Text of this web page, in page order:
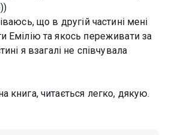
що в другій частині мені
Емілію та якось переживати за
я взагалі не співчувала
книга, читається легко, дякую.